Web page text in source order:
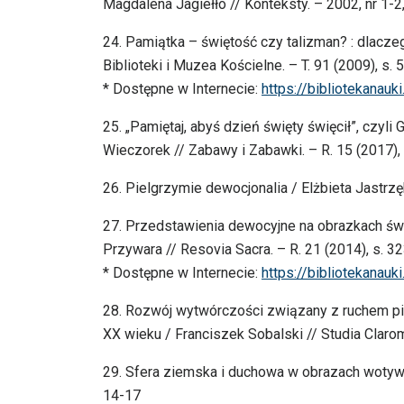
Magdalena Jagiełło // Konteksty. – 2002, nr 1-
24. Pamiątka – świętość czy talizman? :
Biblioteki i Muzea Kościelne. – T. 91 (2009), s.
* Dostępne w Internecie: https://
25. „Pamiętaj, abyś dzień święty święcił”,
Wieczorek // Zabawy i Zabawki. – R. 15
26. Pielgrzymie dewocjonalia / Elżbieta
27. Przedstawienia dewocyjne na obrazkach
Przywara // Resovia Sacra. – R. 21 (2014), s.
* Dostępne w Internecie: https://
28. Rozwój wytwórczości związany z ruchem
XX wieku / Franciszek Sobalski // Studia
29. Sfera ziemska i duchowa w obrazach
14-17